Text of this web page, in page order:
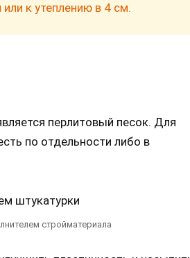
к утеплению в 4 см.
перлитовый песок. Для
по отдельности либо в
стройматериала